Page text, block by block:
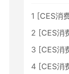
1 [CES消
2 [CES消
3 [CES消
4 [CES消